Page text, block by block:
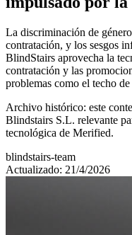
La discriminación de
contratación, y los sesgos
BlindStairs aprovecha la
contratación y las
problemas como el techo
Archivo histórico: este
Blindstairs S.L. relevante
tecnológica de Merified.
blindstairs-team
Actualizado: 21/4/2026